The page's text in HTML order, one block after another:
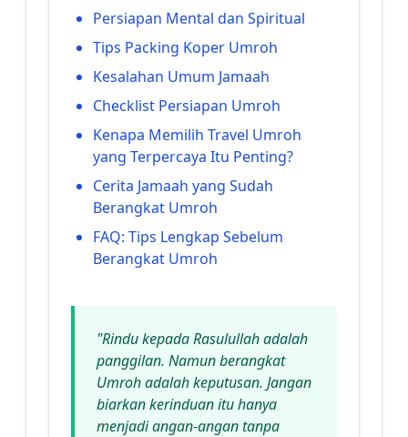
Persiapan Mental dan Spiritual
Tips Packing Koper Umroh
Kesalahan Umum Jamaah
Checklist Persiapan Umroh
Kenapa Memilih Travel Umroh
yang Terpercaya Itu Penting?
Cerita Jamaah yang Sudah
Berangkat Umroh
FAQ: Tips Lengkap Sebelum
Berangkat Umroh
"Rindu kepada Rasulullah adalah
panggilan. Namun berangkat
Umroh adalah keputusan. Jangan
biarkan kerinduan itu hanya
menjadi angan-angan tanpa